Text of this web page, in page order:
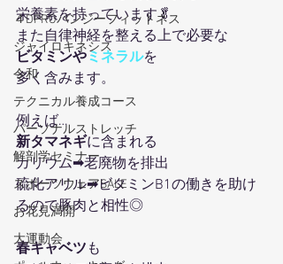
４DPROバンジーフィットネス
ジャイロキネシス
令和
テクニカル養成コース
パーソナルストレッチ
解剖学セミナー
スポーツウェアSALE
お花見満開
大運動会
栄養素を持っています🥬
また自律神経を整える上で必要な
ビタミンやミネラルを
多く含みます。
例えば…
新タマネギに含まれる
カリウム➡老廃物を排出
硫化アリル➡ビタミンB1の働きを助け
るので豚肉と相性◎
春キャベツ も